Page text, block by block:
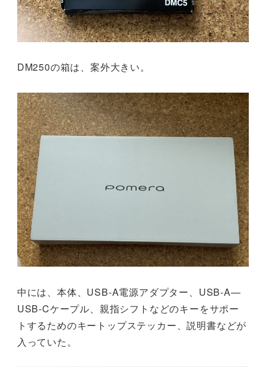
DM250の箱は、案外大きい。
中には、本体、USB-A電源アダプター、USB-A—
USB-Cケープル、親指シフトなどのキーをサポー
トするためのキートップステッカー、説明書などが
入っていた。